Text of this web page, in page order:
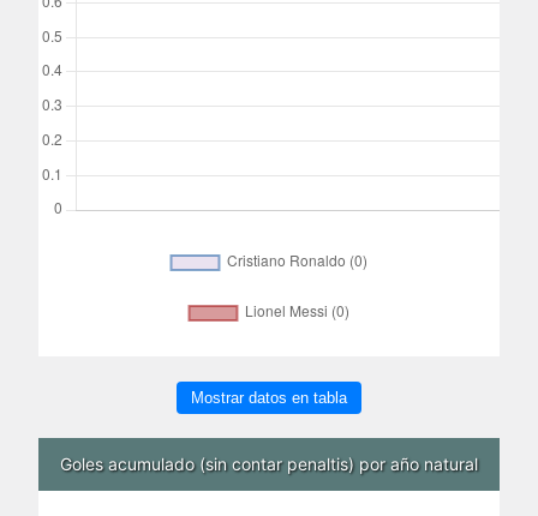
Mostrar datos en tabla
Goles acumulado (sin contar penaltis) por año natural